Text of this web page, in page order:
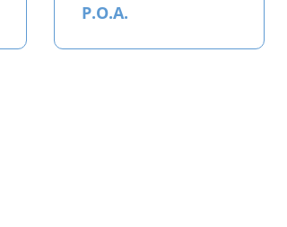
P.O.A.